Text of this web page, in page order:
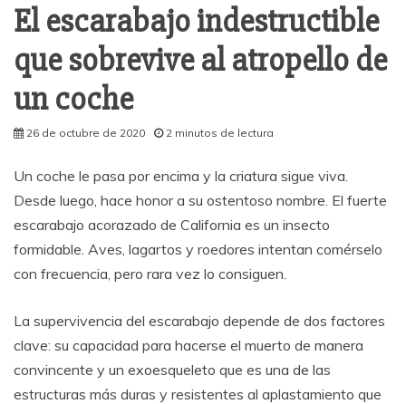
El escarabajo indestructible
que sobrevive al atropello de
un coche
26 de octubre de 2020 2 minutos de lectura
Un coche le pasa por encima y la criatura sigue viva.
Desde luego, hace honor a su ostentoso nombre. El fuerte
escarabajo acorazado de California es un insecto
formidable. Aves, lagartos y roedores intentan comérselo
con frecuencia, pero rara vez lo consiguen.
La supervivencia del escarabajo depende de dos factores
clave: su capacidad para hacerse el muerto de manera
convincente y un exoesqueleto que es una de las
estructuras más duras y resistentes al aplastamiento que